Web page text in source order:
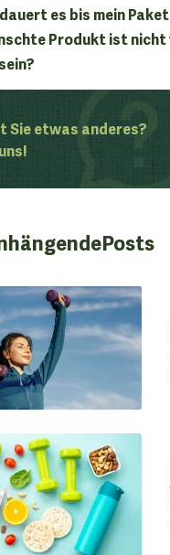
es bis mein
Produkt ist
Sie etwas anderes?
Posts